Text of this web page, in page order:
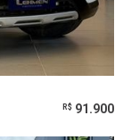
R$ 91.900